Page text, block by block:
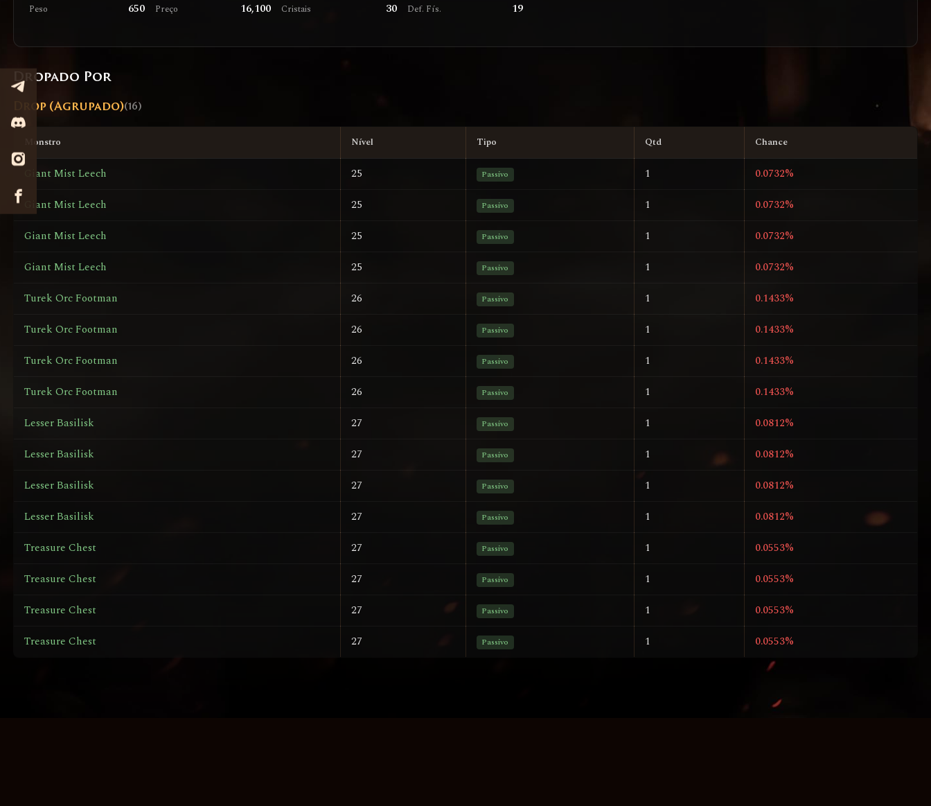
Peso 650 Preço 16,100 Cristais 30 Def. Fís. 19
Dropado Por
Drop (Agrupado)(16)
Monstro Nível Tipo Qtd Chance
Giant Mist Leech 25 Passivo 1
0.0732%
Giant Mist Leech
25 Passivo 1
0.0732%
Giant Mist Leech
25 Passivo 1
0.0732%
Giant Mist Leech
25 Passivo 1
0.0732%
Turek Orc Footman
26 Passivo 1
0.1433%
Turek Orc Footman
26 Passivo 1
0.1433%
Turek Orc Footman
26 Passivo 1
0.1433%
Turek Orc Footman
26 Passivo 1
0.1433%
Lesser Basilisk
27 Passivo 1
0.0812%
Lesser Basilisk
27 Passivo 1
0.0812%
Lesser Basilisk
27 Passivo 1
0.0812%
Lesser Basilisk
27 Passivo 1
0.0812%
Treasure Chest
27 Passivo 1
0.0553%
Treasure Chest
27 Passivo 1
0.0553%
Treasure Chest
27 Passivo 1
0.0553%
Treasure Chest
27 Passivo 1 0.0553%